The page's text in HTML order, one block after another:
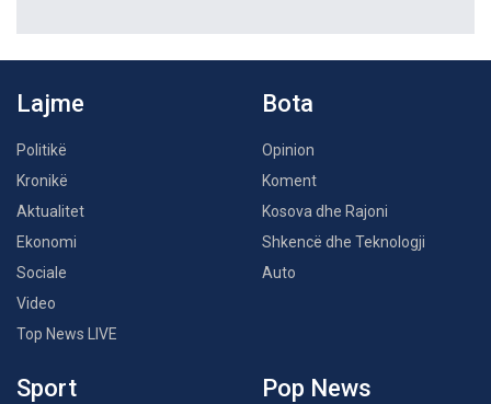
Lajme
Politikë
Kronikë
Aktualitet
Ekonomi
Sociale
Video
Top News LIVE
Bota
Opinion
Koment
Kosova dhe Rajoni
Shkencë dhe Teknologji
Auto
Sport Pop News